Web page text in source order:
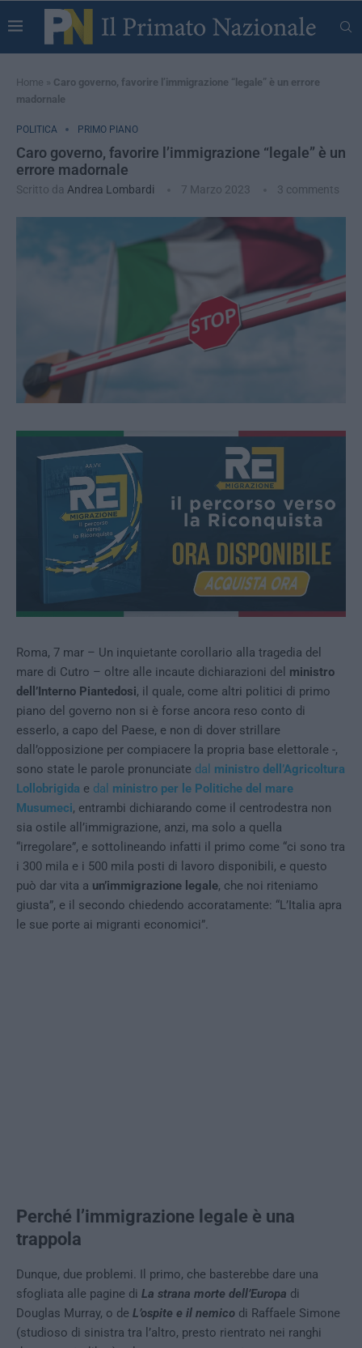
Home » Caro governo, favorire l’immigrazione “legale” è un errore
madornale
POLITICA PRIMO PIANO
Caro governo, favorire l’immigrazione “legale” è un
errore madornale
Scritto da Andrea Lombardi 7 Marzo 2023 3 comments
Roma, 7 mar – Un inquietante corollario alla tragedia del
mare di Cutro – oltre alle incaute dichiarazioni del ministro
dell’Interno Piantedosi, il quale, come altri politici di primo
piano del governo non si è forse ancora reso conto di
esserlo, a capo del Paese, e non di dover strillare
dall’opposizione per compiacere la propria base elettorale -,
sono state le parole pronunciate dal ministro dell’Agricoltura
Lollobrigida e dal ministro per le Politiche del mare
Musumeci, entrambi dichiarando come il centrodestra non
sia ostile all’immigrazione, anzi, ma solo a quella
“irregolare”, e sottolineando infatti il primo come “ci sono tra
i 300 mila e i 500 mila posti di lavoro disponibili, e questo
può dar vita a un’immigrazione legale, che noi riteniamo
giusta”, e il secondo chiedendo accoratamente: “L’Italia apra
le sue porte ai migranti economici”.
Perché l’immigrazione legale è una
trappola
Dunque, due problemi. Il primo, che basterebbe dare una
sfogliata alle pagine di La strana morte dell’Europa di
Douglas Murray, o de L’ospite e il nemico di Raffaele Simone
(studioso di sinistra tra l’altro, presto rientrato nei ranghi